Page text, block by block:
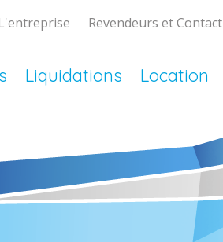
Revendeurs et Contact
Liquidations Location